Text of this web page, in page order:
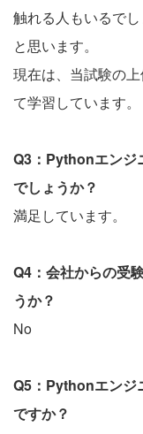
触れる人もいるで
と思います。
現在は、当試験の
て学習しています。
Q3：Pythonエンジ
でしょうか？
満足しています。
Q4：会社からの受
うか？
No
Q5：Pythonエンジ
ですか？